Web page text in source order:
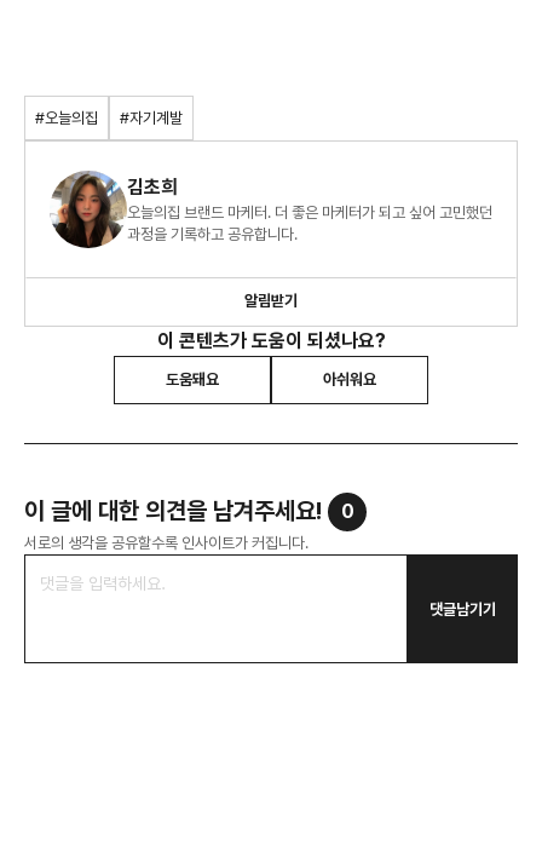
#오늘의집 #자기계발
김초희
오늘의집 브랜드 마케터. 더 좋은 마케터가 되고 싶어 고민했던
과정을 기록하고 공유합니다.
알림받기
이 콘텐츠가 도움이 되셨나요?
도움돼요 아쉬워요
이 글에 대한 의견을 남겨주세요! 0
서로의 생각을 공유할수록 인사이트가 커집니다.
댓글남기기